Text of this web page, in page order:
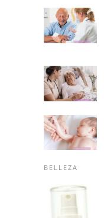
BELLEZA